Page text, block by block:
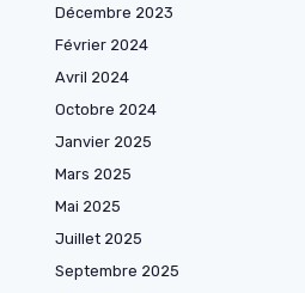
Décembre 2023
Février 2024
Avril 2024
Octobre 2024
Janvier 2025
Mars 2025
Mai 2025
Juillet 2025
Septembre 2025